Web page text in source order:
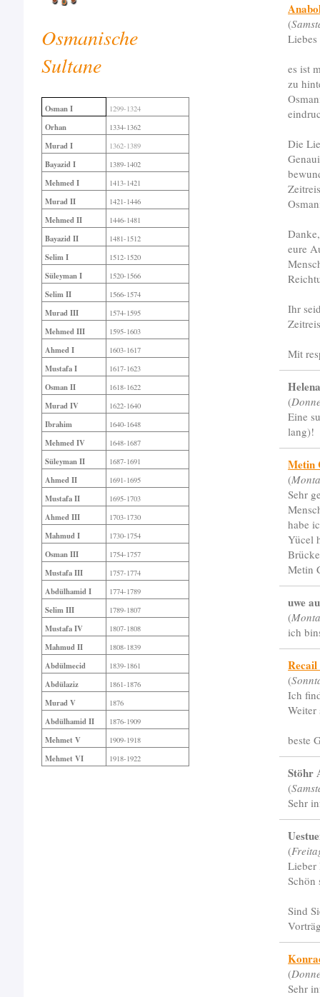
(
Liebes
es ist
zu
Die
eure
Ihr
Mit
(
Eine
lang)!
Metin
(
Sehr
habe
Yücel
Metin
uwe
(
ich
Recail
(
Ich
Weiter
beste
Stöhr
(
Sehr
(
Lieber
Schön
Sind
(
Sehr
Osmanische
Sultane
Osman I 1299-1324
Orhan 1334-1362
Murad I 1362-1389
Bayazid I 1389-1402
Mehmed I 1413-1421
Murad II 1421-1446
Mehmed II 1446-1481
Bayazid II 1481-1512
Selim I 1512-1520
Süleyman I 1520-1566
Selim II 1566-1574
Murad III 1574-1595
Mehmed III 1595-1603
Ahmed I 1603-1617
Mustafa I 1617-1623
Osman II 1618-1622
Murad IV 1622-1640
Ibrahim 1640-1648
Mehmed IV 1648-1687
Süleyman II 1687-1691
Ahmed II 1691-1695
Mustafa II 1695-1703
Ahmed III 1703-1730
Mahmud I 1730-1754
Osman III 1754-1757
Mustafa III 1757-1774
Abdülhamid I 1774-1789
Selim III 1789-1807
Mustafa IV 1807-1808
Mahmud II 1808-1839
Abdülmecid 1839-1861
Abdülaziz 1861-1876
Murad V 1876
Abdülhamid II 1876-1909
Mehmet V 1909-1918
Mehmet VI 1918-1922